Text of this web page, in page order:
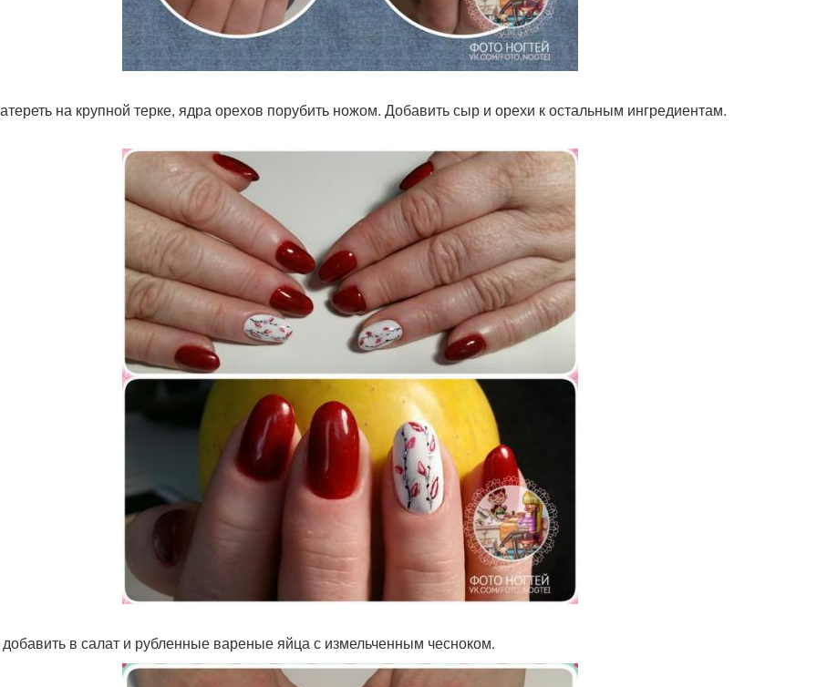
на крупной терке, ядра орехов порубить ножом. Добавить сыр и орехи к остальным ингредиентам.
в салат и рубленные вареные яйца с измельченным чесноком.